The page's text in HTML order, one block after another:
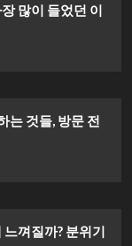
많이 들었던 이
는 것들, 방문 전
껴질까? 분위기